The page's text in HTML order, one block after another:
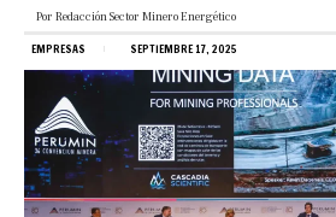
Por Redacción Sector Minero Energético
EMPRESAS SEPTIEMBRE 17, 2025